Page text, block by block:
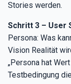
Stories werden.
Schritt 3 – User
Persona: Was
Vision Realität
„Persona hat
Testbedingung